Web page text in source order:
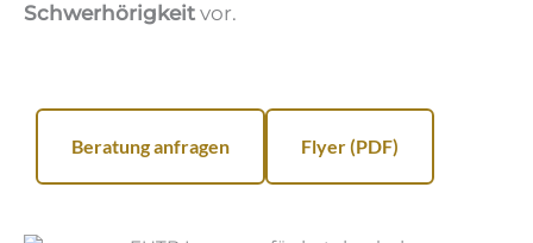
Schwerhörigkeit vor.
Beratung anfragen Flyer (PDF)